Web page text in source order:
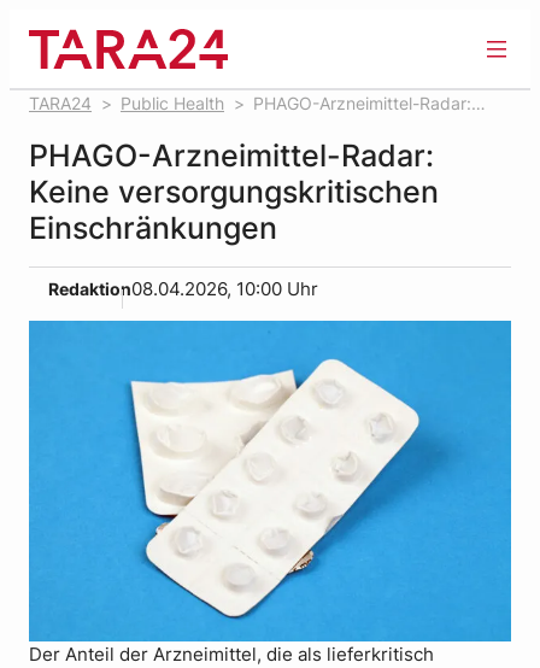
springen
TARA24 Public Health
PHAGO-Arzneimittel-Radar:
PHAGO-Arzneimittel-Radar:
Keine versorgungskritischen
Einschränkungen
Redaktion08.04.2026, 10:00 Uhr
Der Anteil der Arzneimittel, die als lieferkritisch